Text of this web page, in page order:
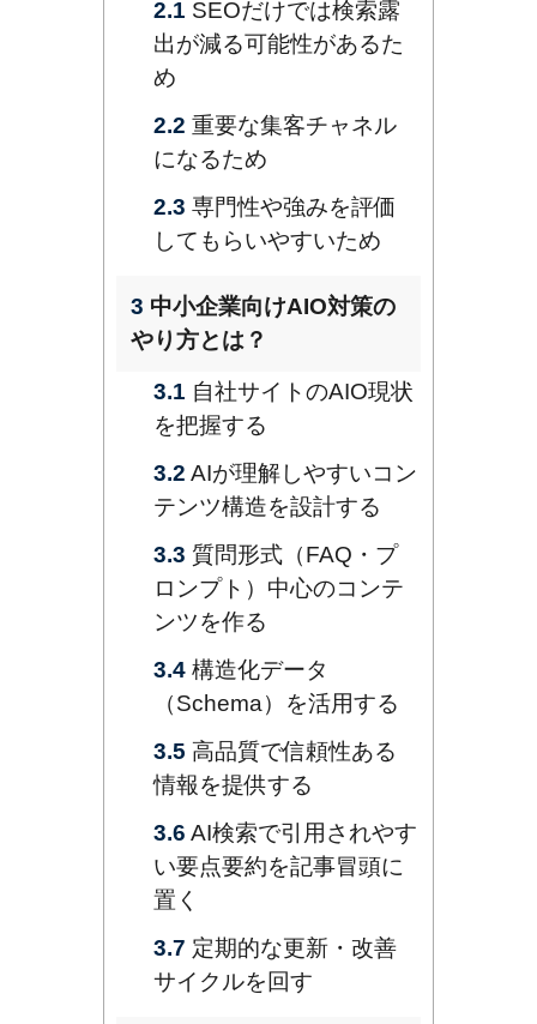
2.1 SEOだけでは検索露
出が減る可能性があるた
め
2.2 重要な集客チャネル
になるため
2.3 専門性や強みを評価
してもらいやすいため
3 中小企業向けAIO対策の
やり方とは？
3.1 自社サイトのAIO現状
を把握する
3.2 AIが理解しやすいコン
テンツ構造を設計する
3.3 質問形式（FAQ・プ
ロンプト）中心のコンテ
ンツを作る
3.4 構造化データ
（Schema）を活用する
3.5 高品質で信頼性ある
情報を提供する
3.6 AI検索で引用されやす
い要点要約を記事冒頭に
置く
3.7 定期的な更新・改善
サイクルを回す